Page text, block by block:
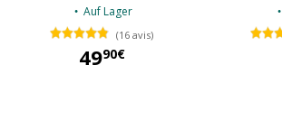
Auf Lager
(16 avis)
4990€